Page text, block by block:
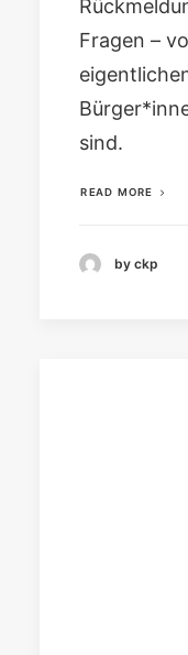
Fragen –
sind.
READ MORE
by ckp